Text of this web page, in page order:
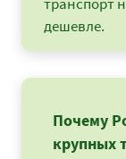
дешевле.
Почему
крупных